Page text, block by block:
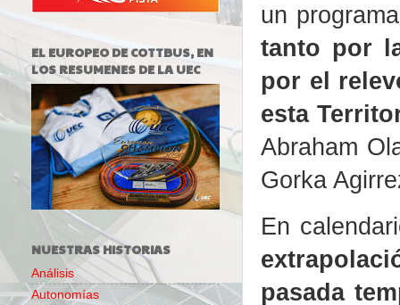
un
tanto por
por el
esta
Abraham
Gorka
En
pasada
EL EUROPEO DE COTTBUS, EN
LOS RESUMENES DE LA UEC
NUESTRAS HISTORIAS
Análisis
Autonomías